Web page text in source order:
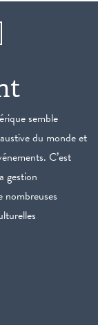
semble
du monde et
C’est
gestion
nombreuses